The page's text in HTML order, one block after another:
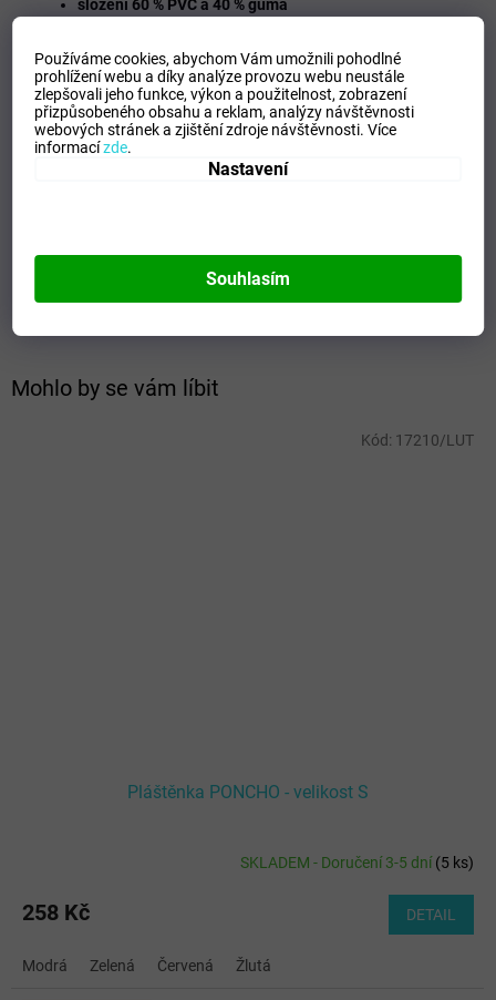
Používáme cookies, abychom Vám umožnili pohodlné
prohlížení webu a díky analýze provozu webu neustále
zlepšovali jeho funkce, výkon a použitelnost,zobrazení
přizpůsobeného obsahu a reklam, analýzy návštěvnosti
webových stránek a zjištění zdroje návštěvnosti.Více
informacízde.
Nastavení
Souhlasím
Mohlo by se vám líbit
Pláštěnka PONCHO - velikost S
SKLADEM - Doručení 3-5 dní(5 ks)
258 Kč DETAIL
Modrá Zelená Červená Žlutá
Kód: 17210/LUT
složení 60 % PVC a 40 % guma
velikost 116
rozměry: délka: 61 cm, šířka: 55 cm, délka rukávu: 62 cm
Doplňkové parametry
Pláštěnky a ponča
Materiál:
100% PVC
Výrobce: Derby